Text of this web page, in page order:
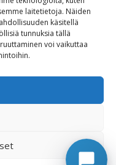
laitetietoja. Näiden
käsitellä
tunnuksia tällä
voi vaikuttaa
on kielletty.
texts, images
of Suomi Solutions
distribution or